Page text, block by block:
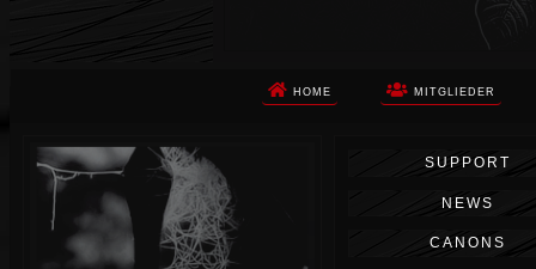
HOME MITGLIEDER
Die Apokalypse. Das ist das Wort,
das Ihnen in den Sinn kommt, als
Sie auf dem Boden aufwachen, Ihr
Körper schmerzt und Ihr Geist
wird von alptraumhaften
Erinnerungen überflutet. Vor
SUPPORT
NEWS
CANONS